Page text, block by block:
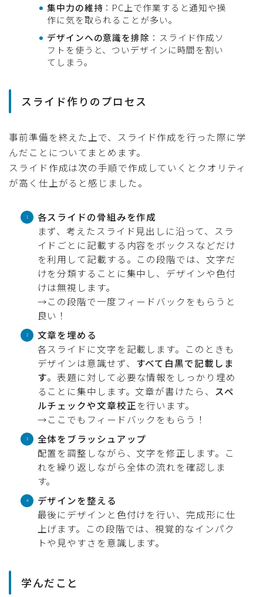
集中力の維持 ：PC上で作業すると通知や操
作に気を取られることが多い。
デザインへの意識を排除 ：スライド作成ソ
フトを使うと、ついデザインに時間を割い
てしまう。
スライド作りのプロセス
事前準備を終えた上で、スライド作成を行った際に学
んだことについてまとめます。
スライド作成は次の手順で作成していくとクオリティ
が高く仕上がると感じました。
各スライドの骨組みを作成
まず、考えたスライド見出しに沿って、スラ
イドごとに記載する内容をボックスなどだけ
を利用して記載する。この段階では、文字だ
けを分類することに集中し、デザインや色付
けは無視します。
→この段階で一度フィードバックをもらうと
良い！
文章を埋める
各スライドに文字を記載します。このときも
デザインは意識せず、 すべて白黒で記載しま
す。表題に対して必要な情報をしっかり埋め
ることに集中します。文章が書けたら、
スペ
ルチェックや文章校正を行います。
→ここでもフィードバックをもらう！
全体をブラッシュアップ
配置を調整しながら、文字を修正します。こ
れを繰り返しながら全体の流れを確認しま
す。
デザインを整える
最後にデザインと色付けを行い、完成形に仕
上げます。この段階では、視覚的なインパク
トや見やすさを意識します。
学んだこと